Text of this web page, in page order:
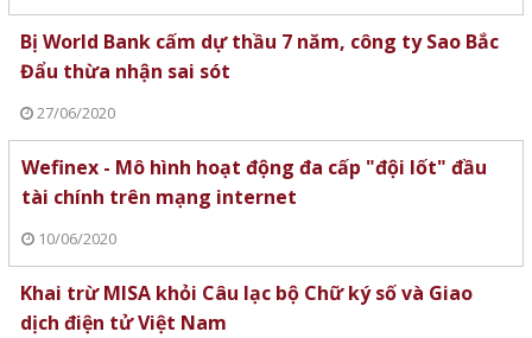
Bị World Bank cấm dự thầu 7 năm, công ty Sao Bắc
Đẩu thừa nhận sai sót
27/06/2020
Wefinex - Mô hình hoạt động đa cấp "đội lốt" đầu
tài chính trên mạng internet
10/06/2020
Khai trừ MISA khỏi Câu lạc bộ Chữ ký số và Giao
dịch điện tử Việt Nam